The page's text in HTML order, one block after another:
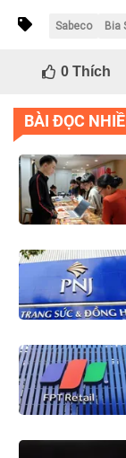
Sabeco Bia
0Thích
BÀI ĐỌC